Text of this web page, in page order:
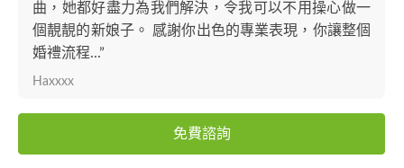
曲，她都好盡力為我們解決，令我可以不用操心做一
個靚靚的新娘子。 感謝你出色的專業表現，你讓整個
婚禮流程...”
Haxxxx
免費諮詢